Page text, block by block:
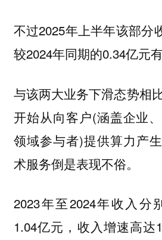
不过2025年上半年该部分
较2024年同期的0.34亿元有
与该两大业务下滑态势相
开始从向客户(涵盖企业
领域参与者)提供算力产
术服务倒是表现不俗。
2023年至2024年收入分
1.04亿元，收入增速高达